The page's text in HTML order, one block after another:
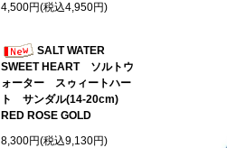
4,500円(税込4,950円)
SALT WATER
SWEET HEART ソルトウ
ォーター スゥィートハー
ト サンダル(14-20cm)
RED ROSE GOLD
8,300円(税込9,130円)